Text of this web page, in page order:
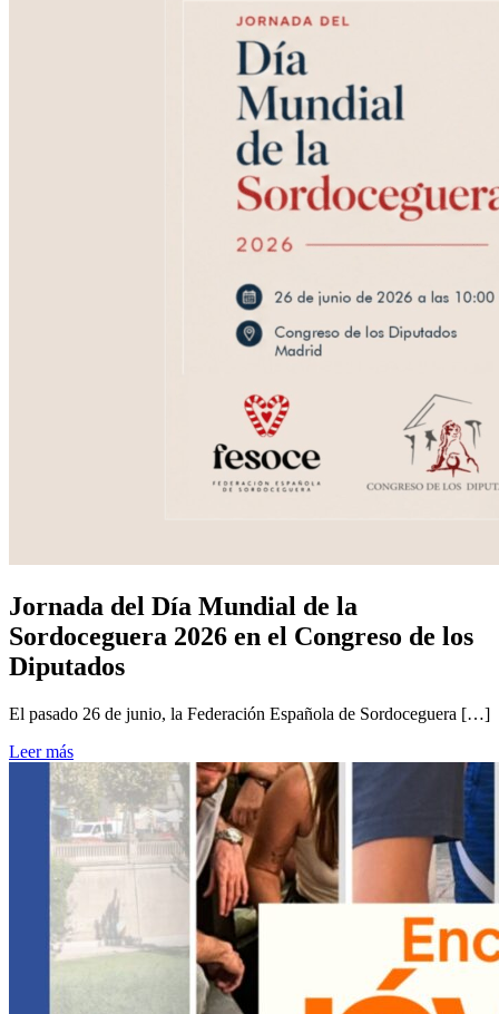
Jornada del Día Mundial de la
Sordoceguera 2026 en el Congreso de los
Diputados
El pasado 26 de junio, la Federación Española de Sordoceguera […]
Leer más